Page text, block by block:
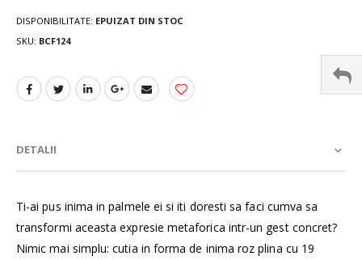
DISPONIBILITATE: EPUIZAT DIN STOC
SKU BCF124
DETALII
Ti-ai pus inima in palmele ei si iti doresti sa faci cumva sa
transformi aceasta expresie metaforica intr-un gest concret?
Nimic mai simplu: cutia in forma de inima roz plina cu 19